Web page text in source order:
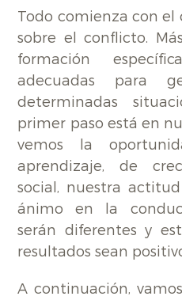
Todo comienza con el
sobre el conflicto.
formación
adecuadas para
determinadas
primer paso está en
vemos la
aprendizaje, de
social, nuestra
ánimo en la
serán diferentes y
resultados sean
A continuación,